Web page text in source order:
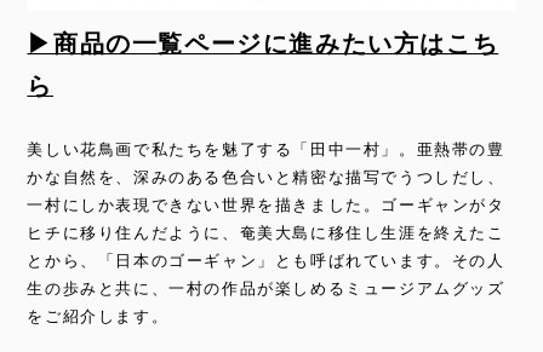
▶商品の一覧ページに進みたい方はこち
ら
美しい花鳥画で私たちを魅了する「田中一村」。亜熱帯の豊
かな自然を、深みのある色合いと精密な描写でうつしだし、
一村にしか表現できない世界を描きました。ゴーギャンがタ
ヒチに移り住んだように、奄美大島に移住し生涯を終えたこ
とから、「日本のゴーギャン」とも呼ばれています。その人
生の歩みと共に、一村の作品が楽しめるミュージアムグッズ
をご紹介します。